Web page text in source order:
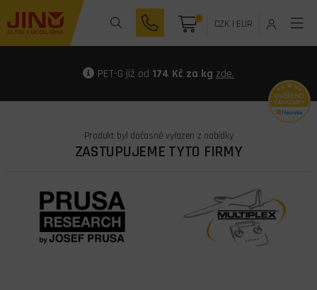
0 CZK| EUR
PET-G již od 174 Kč za kg zde.
Produkt byl dočasně vyřazen z nabídky
ZASTUPUJEME TYTO FIRMY